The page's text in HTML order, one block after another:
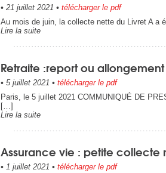
• 21 juillet 2021 • télécharger le pdf
Au mois de juin, la collecte nette du Livret A a
Lire la suite
Retraite :report ou
• 5 juillet 2021 • télécharger le pdf
Paris, le 5 juillet 2021 COMMUNIQUÉ DE
[…]
Lire la suite
Assurance vie : petite
• 1 juillet 2021 • télécharger le pdf